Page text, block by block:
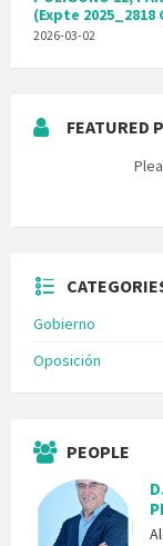
(Expte 2025_2818
2026-03-02
FEATURED
Gobierno
Oposición
PEOPLE